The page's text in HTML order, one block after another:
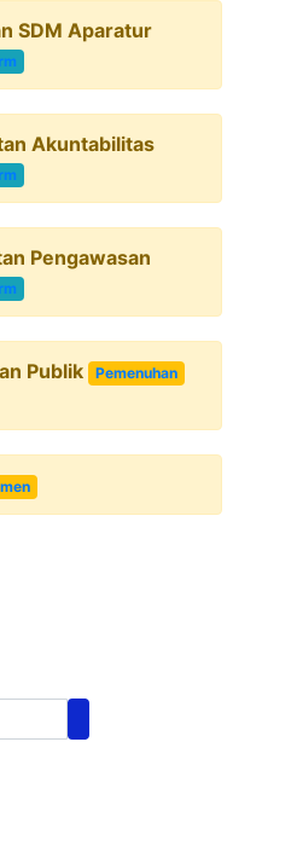
SDM Aparatur
Akuntabilitas
Pengawasan
Publik
Pemenuhan